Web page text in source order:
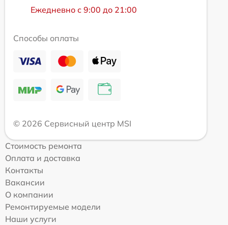
Ежедневно с 9:00 до 21:00
Способы оплаты
© 2026 Сервисный центр MSI
Стоимость ремонта
Оплата и доставка
Контакты
Вакансии
О компании
Ремонтируемые модели
Наши услуги